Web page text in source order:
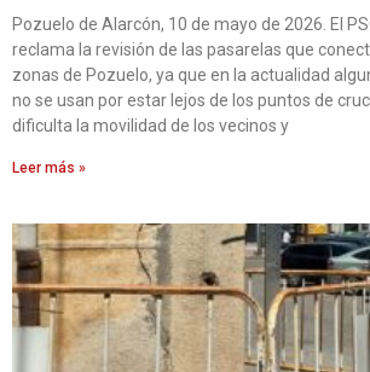
Pozuelo de Alarcón, 10 de mayo de 2026. El
reclama la revisión de las pasarelas que
zonas de Pozuelo, ya que en la actualidad
no se usan por estar lejos de los puntos de
dificulta la movilidad de los vecinos y
Leer más »